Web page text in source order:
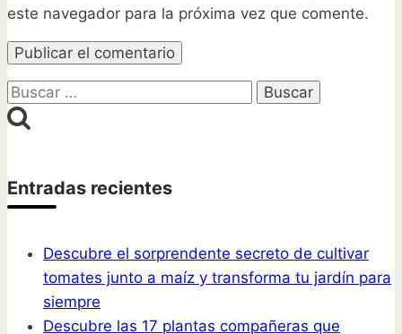
este navegador para la próxima vez que comente.
Buscar:
Entradas recientes
Descubre el sorprendente secreto de cultivar
tomates junto a maíz y transforma tu jardín para
siempre
Descubre las 17 plantas compañeras que